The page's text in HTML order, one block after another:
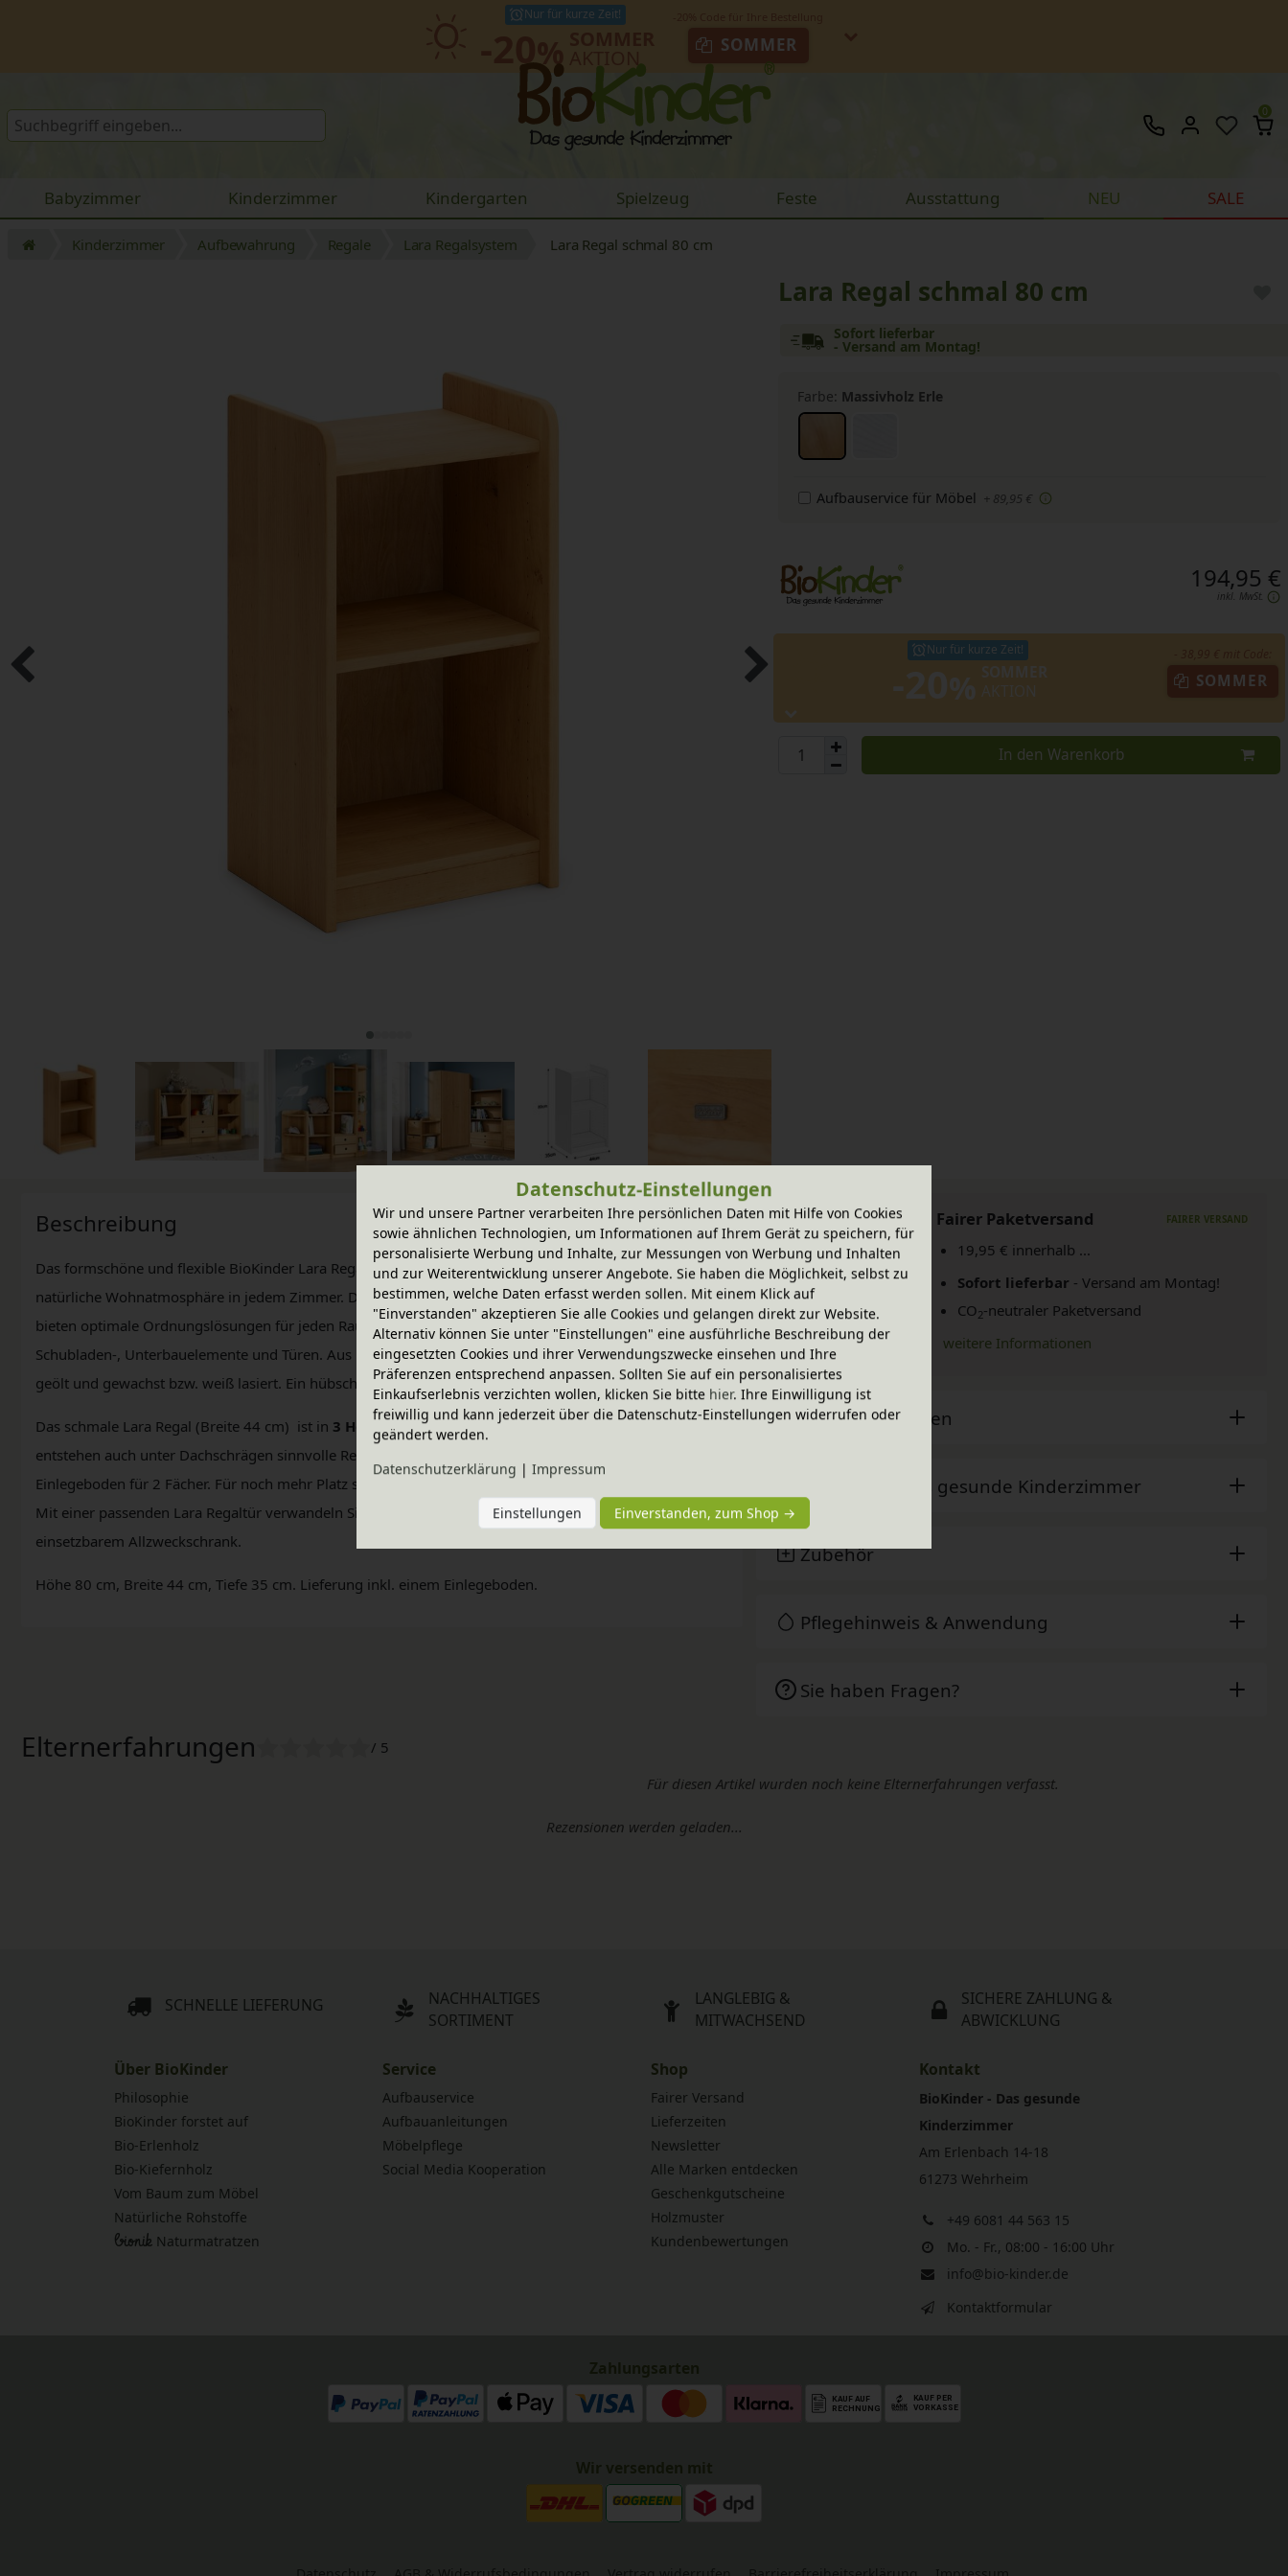
Nur für kurze Zeit!
-20% AKTION
SOMMER
0
Babyzimmer Kinderzimmer Kindergarten Spielzeug Feste Ausstattung NEU SALE
Kinderzimmer Aufbewahrung Regale Lara Regalsystem Lara Regal schmal 80 cm
Lara Regal schmal 80 cm
Sofort lieferbar
- Versand am Montag!
Farbe: Massivholz Erle
Aufbauservice für Möbel + 89,95 €
194,95 €
inkl. MwSt.
Nur für kurze Zeit!
SOMMER
In den Warenkorb
Beschreibung
Das formschöne und flexible BioKinder Lara Regalsystem aus ökologischem Massivholz schafft eine
natürliche Wohnatmosphäre in jedem Zimmer. Die Regalelemente lassen sich variabel kombinieren und
bieten optimale Ordnungslösungen für jeden Raum. Erweiterbar und mitwachsend durch Regal-,
Schubladen-, Unterbauelemente und Türen. Aus nachhaltigem Erlen- bzw. Kiefern-Massivholz, biologisch
geölt und gewachst bzw. weiß lasiert. Ein hübsches kleines Regal für vielfältige Zwecke.
Das schmale Lara Regal (Breite 44 cm) ist in 3 Höhenlieferbar, 80 cm,160 cm und 200 cm. So
entstehen auch unter Dachschrägen sinnvolle Regallösungen. Lieferung H 80 cm inkl. 1 flexiblen
Einlegeboden für 2 Fächer. Für noch mehr Platz sorgt der passende zusätzliche Lara Regalboden schmal.
Mit einer passenden Lara Regaltür verwandeln Sie das klassische offene Regal zu einem überall
einsetzbarem Allzweckschrank.
Höhe 80 cm, Breite 44 cm, Tiefe 35 cm. Lieferung inkl. einem Einlegeboden.
Fairer Paketversand
19,95 € innerhalb ...
Sofort lieferbar - Versand am Montag!
CO2-neutraler Paketversand
weitere Informationen
Technische Daten
BioKinder - Das gesunde Kinderzimmer
Zubehör
Pflegehinweis & Anwendung
Sie haben Fragen?
Elternerfahrungen
/ 5
Für diesen Artikel wurden noch keine Elternerfahrungen verfasst.
Rezensionen werden geladen...
SCHNELLE LIEFERUNG
NACHHALTIGES
SORTIMENT
LANGLEBIG &
MITWACHSEND
SICHERE ZAHLUNG &
ABWICKLUNG
Über BioKinder
Philosophie
BioKinder forstet auf
Bio-Erlenholz
Bio-Kiefernholz
Vom Baum zum Möbel
Natürliche Rohstoffe
bionik Naturmatratzen
Service
Aufbauservice
Aufbauanleitungen
Möbelpflege
Social Media Kooperation
Shop
Fairer Versand
Lieferzeiten
Newsletter
Alle Marken entdecken
Geschenkgutscheine
Holzmuster
Kundenbewertungen
Kontakt
BioKinder - Das gesunde
Kinderzimmer
Am Erlenbach 14-18
61273 Wehrheim
+49 6081 44 563 15
Mo. - Fr., 08:00 - 16:00 Uhr
info@bio-kinder.de
Kontaktformular
Zahlungsarten
Wir versenden mit
Datenschutz-Einstellungen
Wir und unsere Partner verarbeiten Ihre persönlichen Daten mit Hilfe von Cookies
sowie ähnlichen Technologien, um Informationen auf Ihrem Gerät zu speichern, für
personalisierte Werbung und Inhalte, zur Messungen von Werbung und Inhalten
und zur Weiterentwicklung unserer Angebote. Sie haben die Möglichkeit, selbst zu
bestimmen, welche Daten erfasst werden sollen. Mit einem Klick auf
"Einverstanden" akzeptieren Sie alle Cookies und gelangen direkt zur Website.
Alternativ können Sie unter "Einstellungen" eine ausführliche Beschreibung der
eingesetzten Cookies und ihrer Verwendungszwecke einsehen und Ihre
Präferenzen entsprechend anpassen. Sollten Sie auf ein personalisiertes
Einkaufserlebnis verzichten wollen, klicken Sie bitte hier. Ihre Einwilligung ist
freiwillig und kann jederzeit über die Datenschutz-Einstellungen widerrufen oder
geändert werden.
Daten­schutz­erklärung | Impressum
Einstellungen Einverstanden, zum Shop →